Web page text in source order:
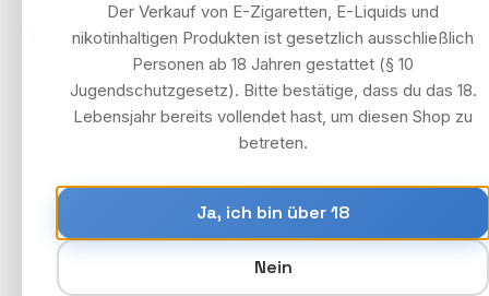
10x SKE Crystal Pro 800 -
Bildergalerie überspringen
Der Verkauf von E-Zigaretten, E-Liquids und
nikotinhaltigen Produkten ist gesetzlich ausschließlich
Personen ab 18 Jahren gestattet (§ 10
Jugendschutzgesetz). Bitte bestätige, dass du das 18.
Lebensjahr bereits vollendet hast, um diesen Shop zu
betreten.
Ja, ich bin über 18
Nein